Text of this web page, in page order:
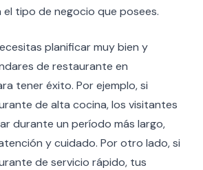
tipo de negocio que posees.
planificar muy bien y
de restaurante en
tener éxito. Por ejemplo, si
de alta cocina, los visitantes
durante un período más largo,
y cuidado. Por otro lado, si
de servicio rápido, tus